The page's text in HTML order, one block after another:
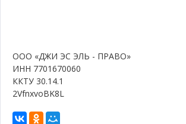
ООО «ДЖИ ЭС ЭЛЬ - ПРАВО»
ИНН 7701670060
ККТУ 30.14.1
2VfnxvoBK8L